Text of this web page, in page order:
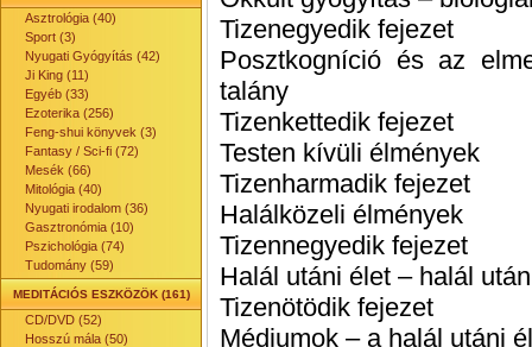
Asztrológia (40)
Sport (3)
Nyugati Gyógyítás (42)
Ji King (11)
Egyéb (33)
Ezoterika (256)
Feng-shui könyvek (3)
Fantasy / Sci-fi (72)
Mesék (66)
Mitológia (40)
Nyugati irodalom (36)
Gasztronómia (10)
Pszichológia (74)
Tudomány (59)
MEDITÁCIÓS ESZKÖZÖK (161)
CD/DVD (52)
Hosszú mála (50)
Tizenegyedik fejezet
Posztkogníció és az
talány
Tizenkettedik fejezet
Testen kívüli élmények
Tizenharmadik fejezet
Halálközeli élmények
Tizennegyedik fejezet
Halál utáni élet – halál
Tizenötödik fejezet
Médiumok – a halál utáni